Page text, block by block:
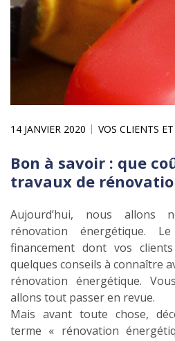
14 JANVIER 2020 VOS CLIENTS
Bon à savoir : que
travaux de
Aujourd’hui, nous allons
rénovation énergétique.
financement dont vos
quelques conseils à connaître
rénovation énergétique.
allons tout passer en revue.
Mais avant toute chose,
terme « rénovation